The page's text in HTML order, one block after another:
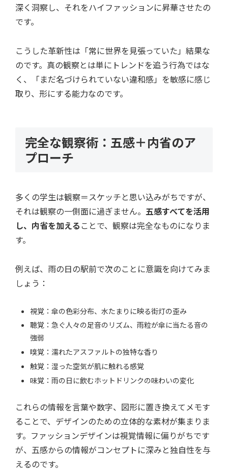
深く洞察し、それをハイファッションに昇華させたの
です。
こうした革新性は「常に世界を見張っていた」結果な
のです。真の観察とは単にトレンドを追う行為ではな
く、「まだ名づけられていない違和感」を敏感に感じ
取り、形にする能力なのです。
完全な観察術：五感＋内省のア
プローチ
多くの学生は観察＝スケッチと思い込みがちですが、
それは観察の一側面に過ぎません。 五感すべてを活用
し、内省を加える ことで、観察は完全なものになりま
す。
例えば、雨の日の駅前で次のことに意識を向けてみま
しょう：
視覚：傘の色彩分布、水たまりに映る街灯の歪み
聴覚：急ぐ人々の足音のリズム、雨粒が傘に当たる音の
強弱
嗅覚：濡れたアスファルトの独特な香り
触覚：湿った空気が肌に触れる感覚
味覚：雨の日に飲むホットドリンクの味わいの変化
これらの情報を言葉や数字、図形に置き換えてメモす
ることで、デザインのための立体的な素材が集まりま
す。ファッションデザインは視覚情報に偏りがちです
が、五感からの情報がコンセプトに深みと独自性を与
えるのです。